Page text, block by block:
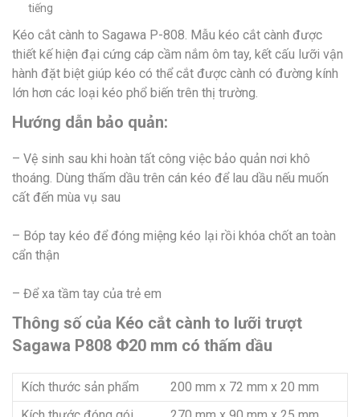
tiếng
Kéo cắt cành to Sagawa P-808. Mẫu kéo cắt cành được
thiết kế hiện đại cứng cáp cầm nắm ôm tay, kết cấu lưỡi vận
hành đặt biệt giúp kéo có thể cắt được cành có đường kính
lớn hơn các loại kéo phổ biến trên thị trường.
Hướng dẫn bảo quản:
– Vệ sinh sau khi hoàn tất công việc bảo quản nơi khô
thoáng. Dùng thấm dầu trên cán kéo để lau dầu nếu muốn
cất đến mùa vụ sau
– Bóp tay kéo để đóng miệng kéo lại rồi khóa chốt an toàn
cẩn thận
– Để xa tầm tay của trẻ em
Thông số của Kéo cắt cành to lưỡi trượt
Sagawa P808 Φ20 mm có thấm dầu
Kích thước sản phẩm
200 mm x 72 mm x 20 mm